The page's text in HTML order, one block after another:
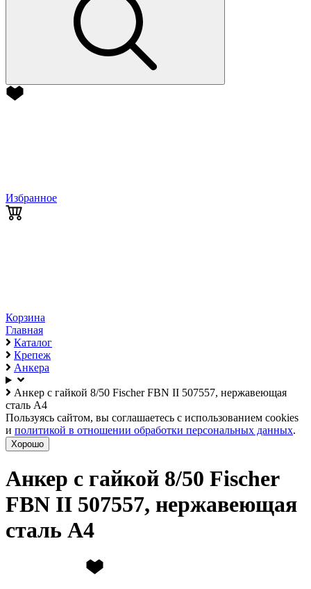
Избранное
Корзина
Главная
Каталог
Крепеж
Анкера
Анкер с гайкой 8/50 Fischer FBN II 507557, нержавеющая
сталь А4
Пользуясь сайтом, вы соглашаетесь с использованием cookies
и политикой в отношении обработки персональных данных.
Хорошо
Анкер с гайкой 8/50 Fischer
FBN II 507557, нержавеющая
сталь А4